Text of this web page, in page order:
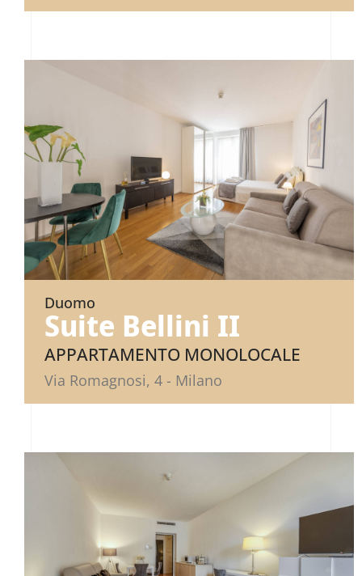
Duomo
Suite Bellini II
APPARTAMENTO MONOLOCALE
Via Romagnosi, 4 - Milano